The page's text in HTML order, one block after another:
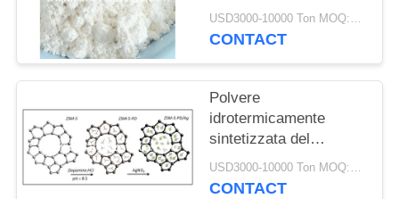
benzina di aumento
USD3000-10000 Ton MOQ:1 chilogrammo
CONTACT
Polvere
idrotermicamente
sintetizzata del
catalizzatore di CAS
308081-08-5 HZSM 5
USD3000-10000 Ton MOQ:1 chilogrammo
CONTACT